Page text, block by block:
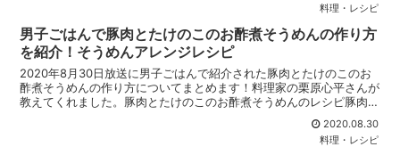
料理・レシピ
男子ごはんで豚肉とたけのこのお酢煮そうめんの作り方
を紹介！そうめんアレンジレシピ
2020年8月30日放送に男子ごはんで紹介された豚肉とたけのこのお
酢煮そうめんの作り方についてまとめます！料理家の栗原心平さんが
教えてくれました。豚肉とたけのこのお酢煮そうめんのレシピ豚肉と
2020.08.30
料理・レシピ